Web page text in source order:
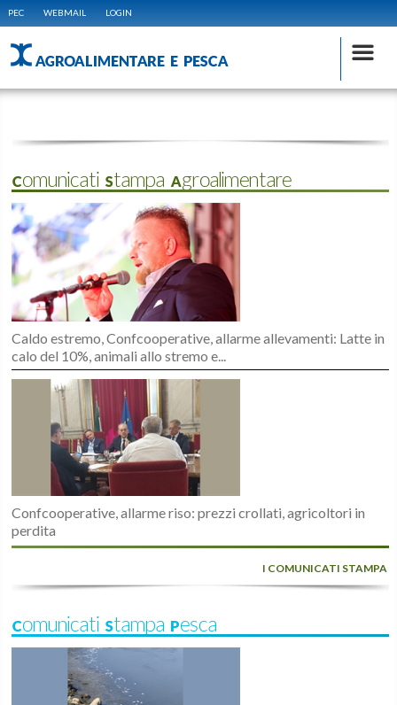
PEC WEBMAIL LOGIN
AGROALIMENTARE E PESCA
Comunicati Stampa Agroalimentare
Caldo estremo, Confcooperative, allarme allevamenti: Latte in
calo del 10%, animali allo stremo e...
Confcooperative, allarme riso: prezzi crollati, agricoltori in
perdita
I COMUNICATI STAMPA
Comunicati Stampa Pesca